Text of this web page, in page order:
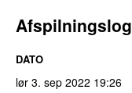
Afspilningslog
DATO
lør 3. sep 2022 19:26